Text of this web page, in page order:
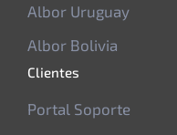
Albor Uruguay
Albor Bolivia
Clientes
Portal Soporte